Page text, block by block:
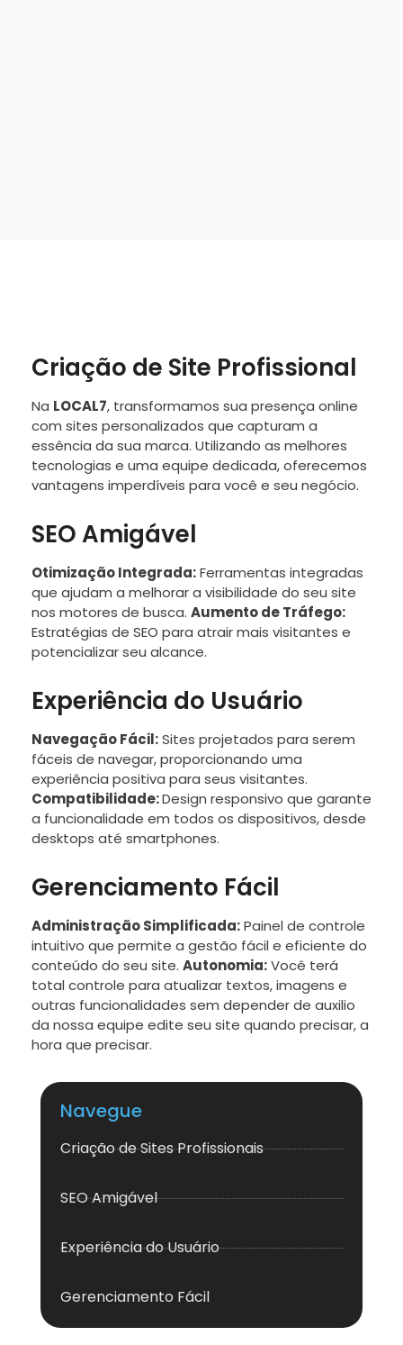
Criação de Site Profissional
Na LOCAL7, transformamos sua presença online
com sites personalizados que capturam a
essência da sua marca. Utilizando as melhores
tecnologias e uma equipe dedicada, oferecemos
vantagens imperdíveis para você e seu negócio.
SEO Amigável
Otimização Integrada:Ferramentas integradas
que ajudam a melhorar a visibilidade do seu site
nos motores de busca. Aumento de Tráfego:
Estratégias de SEO para atrair mais visitantes e
potencializar seu alcance.
Experiência do Usuário
Navegação Fácil:Sites projetados para serem
fáceis de navegar, proporcionando uma
experiência positiva para seus visitantes.
Compatibilidade:Design responsivo que garante
a funcionalidade em todos os dispositivos, desde
desktops até smartphones.
Gerenciamento Fácil
Administração Simplificada:Painel de controle
intuitivo que permite a gestão fácil e eficiente do
conteúdo do seu site. Autonomia:Você terá
total controle para atualizar textos, imagens e
outras funcionalidades sem depender de auxilio
da nossa equipe edite seu site quando precisar, a
hora que precisar.
Navegue
Criação de Sites Profissionais
SEO Amigável
Experiência do Usuário
Gerenciamento Fácil